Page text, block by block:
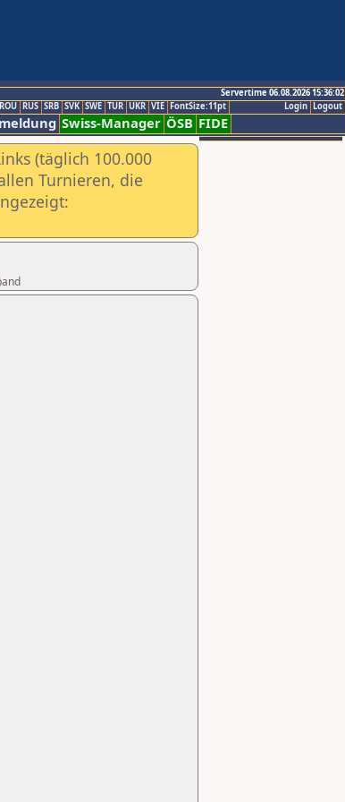
Servertime 06.08.2026 15:36:02
Logout
Login
ROU RUS SRB SVK SWE TUR UKR VIE FontSize:11pt
Swiss-Manager ÖSB FIDE
(täglich 100.000
Turnieren, die